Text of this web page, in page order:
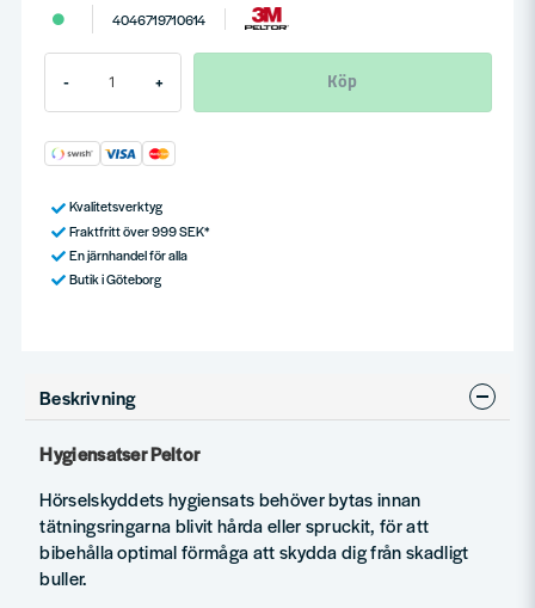
4046719710614
- + Köp
Kvalitetsverktyg
Fraktfritt över 999 SEK*
En järnhandel för alla
Butik i Göteborg
Beskrivning
Hygiensatser Peltor
Hörselskyddets hygiensats behöver bytas innan
tätningsringarna blivit hårda eller spruckit, för att
bibehålla optimal förmåga att skydda dig från skadligt
buller.